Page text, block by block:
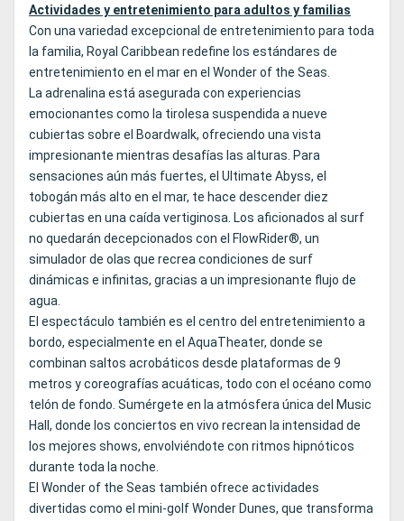
Actividades y entretenimiento para adultos y familias
Con una variedad excepcional de entretenimiento para toda
la familia, Royal Caribbean redefine los estándares de
entretenimiento en el mar en el Wonder of the Seas.
La adrenalina está asegurada con experiencias
emocionantes como la tirolesa suspendida a nueve
cubiertas sobre el Boardwalk, ofreciendo una vista
impresionante mientras desafías las alturas. Para
sensaciones aún más fuertes, el Ultimate Abyss, el
tobogán más alto en el mar, te hace descender diez
cubiertas en una caída vertiginosa. Los aficionados al surf
no quedarán decepcionados con el FlowRider®, un
simulador de olas que recrea condiciones de surf
dinámicas e infinitas, gracias a un impresionante flujo de
agua.
El espectáculo también es el centro del entretenimiento a
bordo, especialmente en el AquaTheater, donde se
combinan saltos acrobáticos desde plataformas de 9
metros y coreografías acuáticas, todo con el océano como
telón de fondo. Sumérgete en la atmósfera única del Music
Hall, donde los conciertos en vivo recrean la intensidad de
los mejores shows, envolviéndote con ritmos hipnóticos
durante toda la noche.
El Wonder of the Seas también ofrece actividades
divertidas como el mini-golf Wonder Dunes, que transforma